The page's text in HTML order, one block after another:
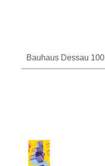
Bauhaus Dessau 100